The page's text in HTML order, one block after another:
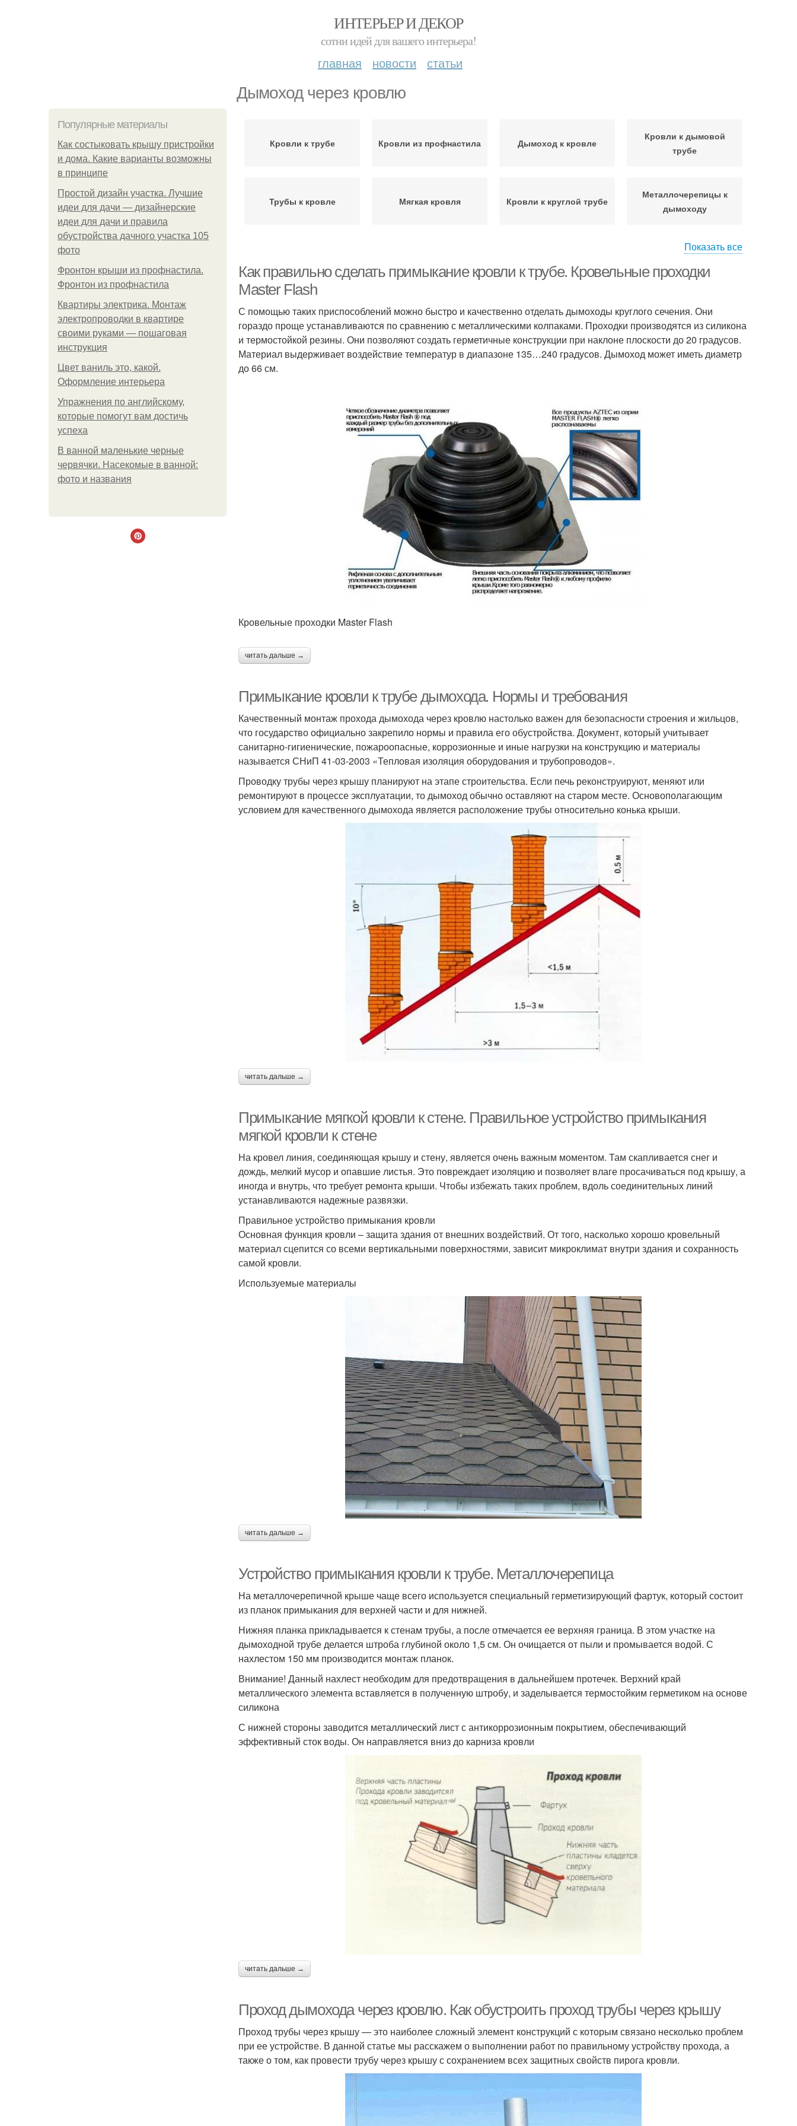
ИНТЕРЬЕР И ДЕКОР
сотни идей для вашего интерьера!
главная новости статьи
Дымоход через кровлю
Популярные материалы
Как состыковать крышу пристройки
и дома. Какие варианты возможны
в принципе
Простой дизайн участка. Лучшие
идеи для дачи — дизайнерские
идеи для дачи и правила
обустройства дачного участка 105
фото
Фронтон крыши из профнастила.
Фронтон из профнастила
Квартиры электрика. Монтаж
электропроводки в квартире
своими руками — пошаговая
инструкция
Цвет ваниль это, какой.
Оформление интерьера
Упражнения по английскому,
которые помогут вам достичь
успеха
В ванной маленькие черные
червячки. Насекомые в ванной:
фото и названия
Кровли к трубе Кровли из профнастила Дымоход к кровле
Кровли к дымовой
трубе
Трубы к кровле Мягкая кровля Кровли к круглой трубе
Металлочерепицы к
дымоходу
кровли
Кровля из
металлопрофиля
Кровли к печной трубе
Дымоход через
профнастил
Проход для дымохода
Проход через кровлю
Показать все
Как правильно сделать примыкание кровли к трубе. Кровельные проходки
Master Flash
С помощью таких приспособлений можно быстро и качественно отделать дымоходы круглого сечения. Они
гораздо проще устанавливаются по сравнению с металлическими колпаками. Проходки производятся из силикона
и термостойкой резины. Они позволяют создать герметичные конструкции при наклоне плоскости до 20 градусов.
Материал выдерживает воздействие температур в диапазоне 135…240 градусов. Дымоход может иметь диаметр
до 66 см.
Кровельные проходки Master Flash
читать дальше →
Примыкание кровли к трубе дымохода. Нормы и требования
Качественный монтаж прохода дымохода через кровлю настолько важен для безопасности строения и жильцов,
что государство официально закрепило нормы и правила его обустройства. Документ, который учитывает
санитарно-гигиенические, пожароопасные, коррозионные и иные нагрузки на конструкцию и материалы
называется СНиП 41-03-2003 «Тепловая изоляция оборудования и трубопроводов».
Проводку трубы через крышу планируют на этапе строительства. Если печь реконструируют, меняют или
ремонтируют в процессе эксплуатации, то дымоход обычно оставляют на старом месте. Основополагающим
условием для качественного дымохода является расположение трубы относительно конька крыши.
читать дальше →
Примыкание мягкой кровли к стене. Правильное устройство примыкания
мягкой кровли к стене
На кровел линия, соединяющая крышу и стену, является очень важным моментом. Там скапливается снег и
дождь, мелкий мусор и опавшие листья. Это повреждает изоляцию и позволяет влаге просачиваться под крышу, а
иногда и внутрь, что требует ремонта крыши. Чтобы избежать таких проблем, вдоль соединительных линий
устанавливаются надежные развязки.
Правильное устройство примыкания кровли
Основная функция кровли – защита здания от внешних воздействий. От того, насколько хорошо кровельный
материал сцепится со всеми вертикальными поверхностями, зависит микроклимат внутри здания и сохранность
самой кровли.
Используемые материалы
читать дальше →
Устройство примыкания кровли к трубе. Металлочерепица
На металлочерепичной крыше чаще всего используется специальный герметизирующий фартук, который состоит
из планок примыкания для верхней части и для нижней.
Нижняя планка прикладывается к стенам трубы, а после отмечается ее верхняя граница. В этом участке на
дымоходной трубе делается штроба глубиной около 1,5 см. Он очищается от пыли и промывается водой. С
нахлестом 150 мм производится монтаж планок.
Внимание! Данный нахлест необходим для предотвращения в дальнейшем протечек. Верхний край
металлического элемента вставляется в полученную штробу, и заделывается термостойким герметиком на основе
силикона
С нижней стороны заводится металлический лист с антикоррозионным покрытием, обеспечивающий
эффективный сток воды. Он направляется вниз до карниза кровли
читать дальше →
Проход дымохода через кровлю. Как обустроить проход трубы через крышу
Проход трубы через крышу — это наиболее сложный элемент конструкций с которым связано несколько проблем
при ее устройстве. В данной статье мы расскажем о выполнении работ по правильному устройству прохода, а
также о том, как провести трубу через крышу с сохранением всех защитных свойств пирога кровли.